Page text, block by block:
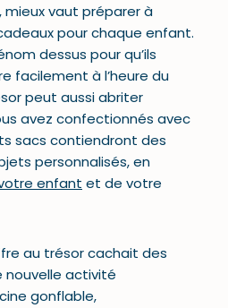
mieux vaut préparer à
pour chaque enfant.
dessus pour qu’ils
facilement à l’heure du
peut aussi abriter
avez confectionnés avec
sacs contiendront des
personnalisés, en
enfant et de votre
au trésor cachait des
nouvelle activité
gonflable,